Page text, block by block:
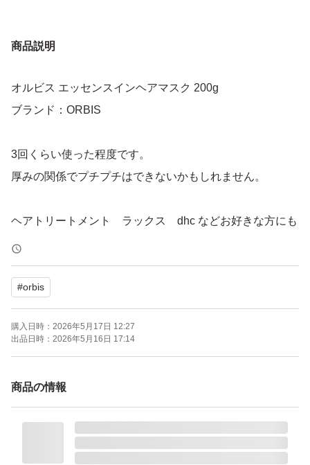
商品説明
オルビス エッセンスインヘアマスク 200g
ブランド：ORBIS
3回くらい使った程度です。
厚みの関係でプチプチはできないかもしれません。
ヘアトリートメント ラックス dhc などお好きな方にも
#orbis
購入日時： 2026年5月17日 12:27
出品日時： 2026年5月16日 17:14
商品の情報